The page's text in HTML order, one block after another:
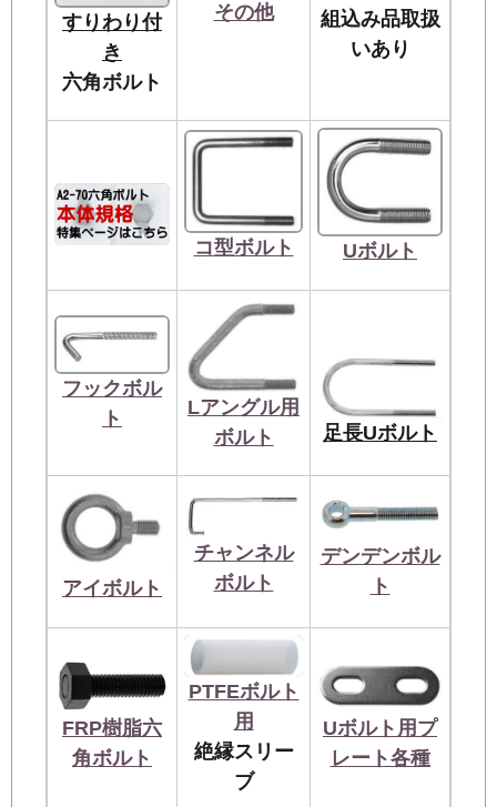
すりわり付
き
六角ボルト
その他
組込み品取扱
いあり
コ型ボルト Uボルト
フックボル
ト
Lアングル用
ボルト
足長Uボルト
アイボルト
チャンネル
ボルト
デンデンボル
ト
FRP樹脂六
角ボルト
PTFEボルト
用
絶縁スリー
ブ
Uボルト用プ
レート各種